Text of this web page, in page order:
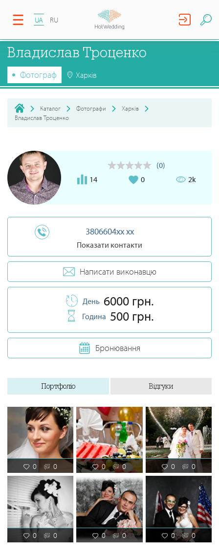
UA RU
Владислав Троценко
Фотограф Харків
Каталог Фотографи
Харків
Владислав Троценко
(0)
14
0 2k
3806604xx xx
Показати контакти
Написати виконавцю
День 6000 грн.
Година 500 грн.
Бронювання
Портфоліо Відгуки
0 0 0 0 0 0
0 0 0 0 0 0